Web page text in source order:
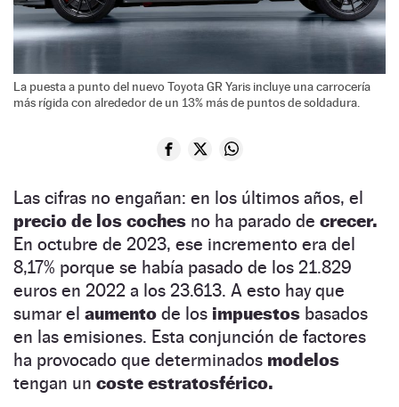
La puesta a punto del nuevo Toyota GR Yaris incluye una carrocería
más rígida con alrededor de un 13% más de puntos de soldadura.
Las cifras no engañan: en los últimos años, el
precio de los coches no ha parado de crecer.
En octubre de 2023, ese incremento era del
8,17% porque se había pasado de los 21.829
euros en 2022 a los 23.613. A esto hay que
sumar el aumento de los impuestos basados
en las emisiones. Esta conjunción de factores
ha provocado que determinados modelos
tengan un coste estratosférico.